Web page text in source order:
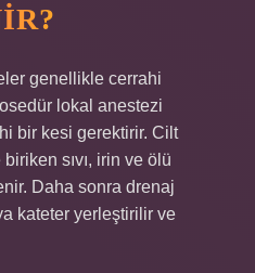
genellikle cerrahi
lokal anestezi
bir kesi gerektirir. Cilt
biriken sıvı, irin ve ölü
Daha sonra drenaj
kateter yerleştirilir ve